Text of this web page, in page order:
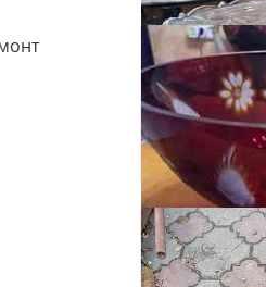
8
Еврокуб
техн.
Донецк,
₽ 12 000